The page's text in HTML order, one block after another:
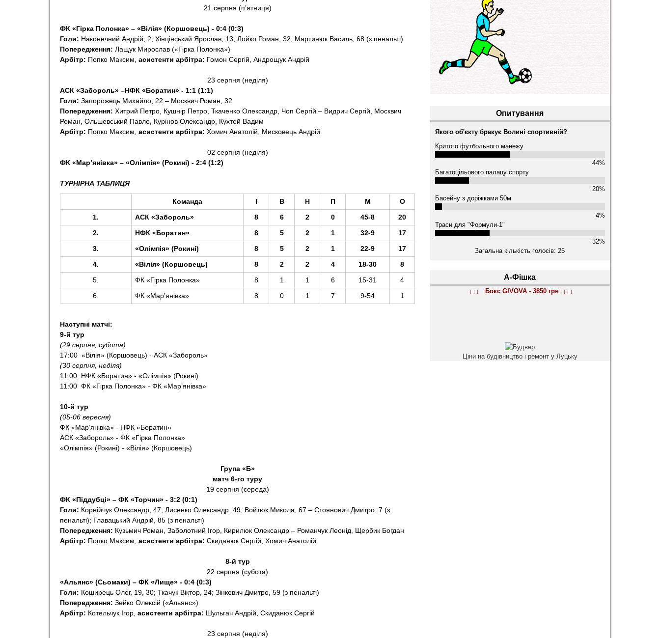
r
t
21 серпня (п’ятниця)
ФК «Гірка Полонка» – «Вілія» (Коршовець) - 0:4 (0:3)
Голи: Наконечний Андрій, 2; Хінцінський Ярослав, 13; Лойко Роман, 32; Мартинюк Василь, 68 (з пенальті)
Попередження: Лащук Мирослав («Гірка Полонка»)
Арбітр: Попко Максим, асистенти арбітра: Гомон Сергій, Андрощук Андрій
23 серпня (неділя)
АСК «Забороль» –НФК «Боратин» - 1:1 (1:1)
Голи: Запорожець Михайло, 22 – Москвич Роман, 32
Попередження: Хитрий Петро, Кушнір Петро, Ткаченко Олександр, Чоп Сергій – Видрич Сергій, Москвич
Роман, Ольшевський Павло, Курінов Олександр, Кухтей Вадим
Арбітр: Попко Максим, асистенти арбітра: Хомич Анатолій, Мисковець Андрій
02 серпня (неділя)
ФК «Мар’янівка» – «Олімпія» (Рокині) - 2:4 (1:2)
ТУРНІРНА ТАБЛИЦЯ
Команда І В Н П М
О
1.
АСК «Забороль» 8 6 2 0 45-8
20
2.
НФК «Боратин» 8 5 2 1 32-9
17
3.
«Олімпія» (Рокині) 8 5 2 1 22-9
17
4.
«Вілія» (Коршовець) 8 2 2 4 18-30
8
5.
ФК «Гірка Полонка» 8 1 1 6 15-31
4
6.
ФК «Мар’янівка» 8 0 1 7 9-54 1
Наступні матчі:
9-й тур
(29 серпня, субота)
17:00 «Вілія» (Коршовець) - АСК «Забороль»
(30 серпня, неділя)
11:00 НФК «Боратин» - «Олімпія» (Рокині)
11:00 ФК «Гірка Полонка» - ФК «Мар’янівка»
10-й тур
(05-06 вересня)
ФК «Мар’янівка» - НФК «Боратин»
АСК «Забороль» - ФК «Гірка Полонка»
«Олімпія» (Рокині) - «Вілія» (Коршовець)
Група «Б»
матч 6-го туру
19 серпня (середа)
ФК «Піддубці» – ФК «Торчин» - 3:2 (0:1)
Голи: Корнійчук Олександр, 47; Лисенко Олександр, 49; Войтюк Микола, 67 – Стоянович Дмитро, 7 (з
пенальті); Главацький Андрій, 85 (з пенальті)
Попередження: Кузьмич Роман, Заболотний Ігор, Кирилюк Олександр – Романчук Леонід, Щербик Богдан
Арбітр: Попко Максим, асистенти арбітра: Скиданюк Сергій, Хомич Анатолій
8-й тур
22 серпня (субота)
«Альянс» (Сьомаки) – ФК «Лище» - 0:4 (0:3)
Голи: Коширець Олег, 19, 30; Ткачук Віктор, 24; Зінкевич Дмитро, 59 (з пенальті)
Попередження: Зейко Олексій («Альянс»)
Арбітр: Котельчук Ігор, асистенти арбітра: Шульгач Андрій, Скиданюк Сергій
23 серпня (неділя)
Опитування
Якого об'єкту бракує Волині спортивній?
Критого футбольного манежу
44%
Багатоцільового палацу спорту
20%
Басейну з доріжками 50м
4%
Траси для "Формули-1"
32%
Загальна кількість голосів: 25
А-Фішка
↓↓↓ Бокс GIVOVA - 3850 грн ↓↓↓
Ціни на будівництво і ремонт у Луцьку